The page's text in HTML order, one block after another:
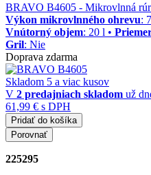
BRAVO B4605 - Mikrovlnná
Výkon mikrovlnného ohrevu:
Vnútorný objem: 20 l •
Gril: Nie
Doprava zdarma
Skladom 5 a viac kusov
V 2 predajniach skladom už
61,99 € s DPH
Pridať do košíka
Porovnať
225295